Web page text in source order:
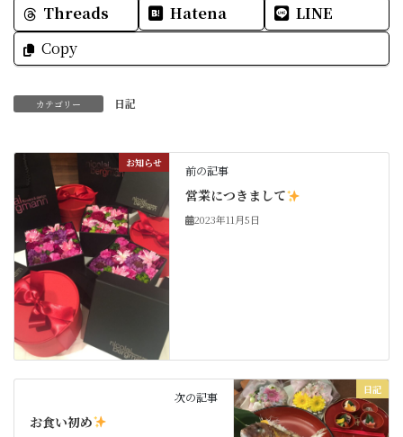
Threads
Hatena
LINE
Copy
カテゴリー 日記
お知らせ
前の記事
営業につきまして
2023年11月5日
日記
次の記事
お食い初め